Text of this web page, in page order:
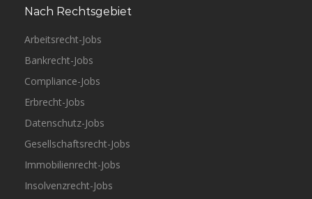
Nach Rechtsgebiet
Arbeitsrecht-Jobs
Bankrecht-Jobs
Compliance-Jobs
Erbrecht-Jobs
Datenschutz-Jobs
Gesellschaftsrecht-Jobs
Immobilienrecht-Jobs
Insolvenzrecht-Jobs